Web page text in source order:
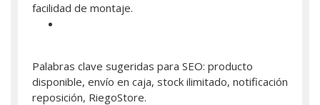
facilidad de montaje.
Palabras clave sugeridas para SEO: producto
disponible, envío en caja, stock ilimitado, notificación
reposición, RiegoStore.